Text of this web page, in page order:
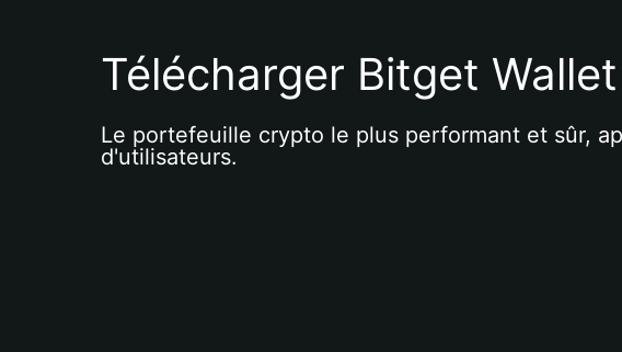
Télécharger Bitget
Le portefeuille crypto le plus performant et sûr,
d'utilisateurs.